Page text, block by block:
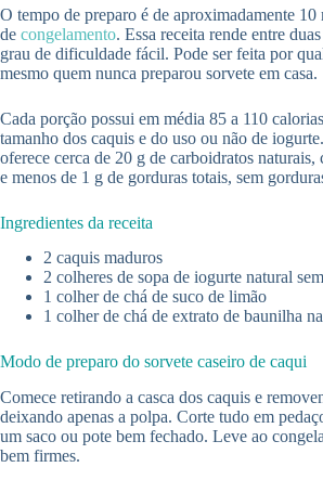
O tempo de preparo é de aproximadamente
de congelamento. Essa receita rende entre
grau de dificuldade fácil. Pode ser feita por
mesmo quem nunca preparou sorvete em casa.
Cada porção possui em média 85 a 110
tamanho dos caquis e do uso ou não de
oferece cerca de 20 g de carboidratos naturais,
e menos de 1 g de gorduras totais, sem
Ingredientes da receita
2 caquis maduros
2 colheres de sopa de iogurte natural
1 colher de chá de suco de limão
1 colher de chá de extrato de baunilha
Modo de preparo do sorvete caseiro de caqui
Comece retirando a casca dos caquis e
deixando apenas a polpa. Corte tudo em
um saco ou pote bem fechado. Leve ao
bem firmes.